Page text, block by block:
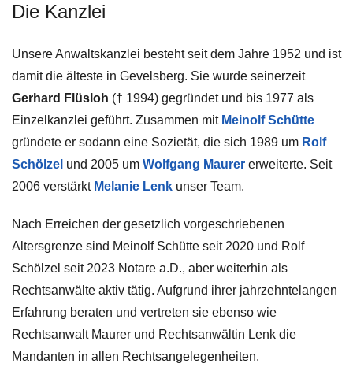
Die Kanzlei
Unsere Anwaltskanzlei besteht seit dem Jahre 1952 und ist
damit die älteste in Gevelsberg. Sie wurde seinerzeit
Gerhard Flüsloh († 1994) gegründet und bis 1977 als
Einzelkanzlei geführt. Zusammen mit Meinolf Schütte
gründete er sodann eine Sozietät, die sich 1989 um Rolf
Schölzel und 2005 um Wolfgang Maurer erweiterte. Seit
2006 verstärkt Melanie Lenk unser Team.
Nach Erreichen der gesetzlich vorgeschriebenen
Altersgrenze sind Meinolf Schütte seit 2020 und Rolf
Schölzel seit 2023 Notare a.D., aber weiterhin als
Rechtsanwälte aktiv tätig. Aufgrund ihrer jahrzehntelangen
Erfahrung beraten und vertreten sie ebenso wie
Rechtsanwalt Maurer und Rechtsanwältin Lenk die
Mandanten in allen Rechtsangelegenheiten.